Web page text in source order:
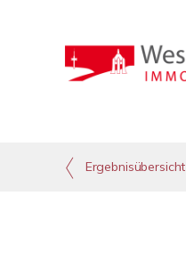
Ergebnisübersicht